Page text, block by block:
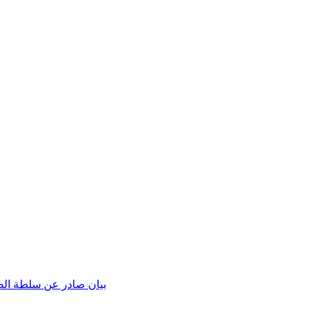
بيان صادر عن سلطة